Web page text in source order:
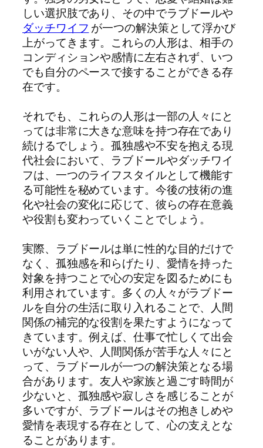
しい選択肢であり、その中でラブドールや
ダッチワイフ が一つの解決策として浮かび
上がってきます。これらの人形は、相手の
コンディションや感情に左右されず、いつ
でも自分のペースで接することができる存
在です。
それでも、これらの人形は一部の人々にと
っては非常に大きな意味を持つ存在であり
続けるでしょう。孤独感や不安を抱える現
代社会において、ラブドールやダッチワイ
フは、一つのライフスタイルとして機能す
る可能性を秘めています。今後の技術の進
化や社会の変化に応じて、彼らの存在意義
や役割も変わっていくことでしょう。
実際、ラブドールは単に性的な目的だけで
なく、孤独感を和らげたり、愛情を持った
対象を持つことで心の安定を図るためにも
利用されています。多くの人々がラブドー
ルを自分の生活に取り入れることで、人間
関係の補完的な役割を果たすようになって
きています。例えば、仕事で忙しくて出会
いがない人や、人間関係が苦手な人々にと
って、ラブドールが一つの解決策となる場
合があります。友人や家族と過ごす時間が
少ないと、孤独感や寂しさを感じることが
多いですが、ラブドールはその抱きしめや
愛情を表現する存在として、心の支えとな
ることがあります。